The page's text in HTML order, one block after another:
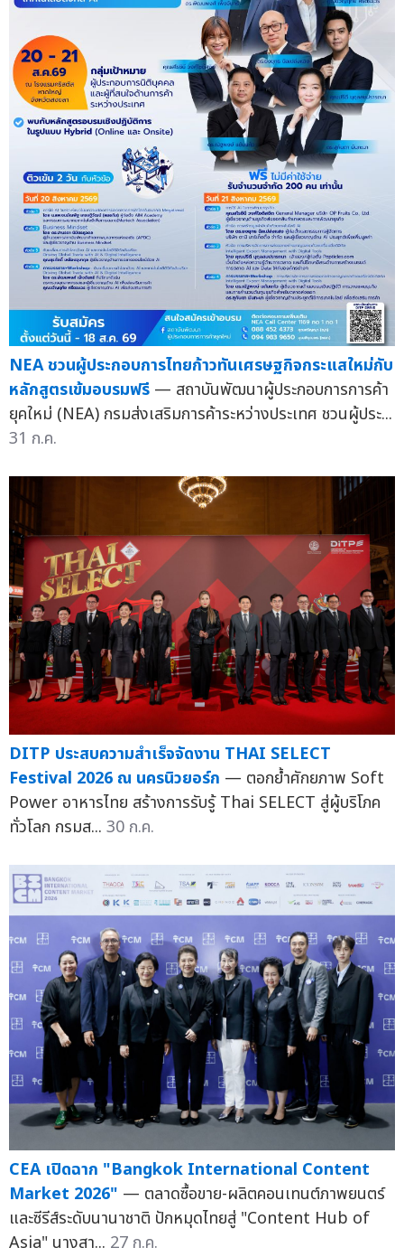
NEA ชวนผู้ประกอบการไทยก้าวทันเศรษฐกิจกระแสใหม่กับ
หลักสูตรเข้มอบรมฟรี — สถาบันพัฒนาผู้ประกอบการการค้า
ยุคใหม่ (NEA) กรมส่งเสริมการค้าระหว่างประเทศ ชวนผู้ประ...
31 ก.ค.
DITP ประสบความสำเร็จจัดงาน THAI SELECT
Festival 2026 ณ นครนิวยอร์ก — ตอกย้ำศักยภาพ Soft
Power อาหารไทย สร้างการรับรู้ Thai SELECT สู่ผู้บริโภค
ทั่วโลก กรมส... 30 ก.ค.
CEA เปิดฉาก "Bangkok International Content
Market 2026" — ตลาดซื้อขาย-ผลิตคอนเทนต์ภาพยนตร์
และซีรีส์ระดับนานาชาติ ปักหมุดไทยสู่ "Content Hub of
Asia" นางสา... 27 ก.ค.